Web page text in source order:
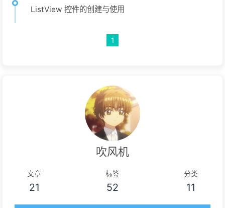
ListView 控件的创建与使用
1
吹风机
文章
21
标签
52
分类
11